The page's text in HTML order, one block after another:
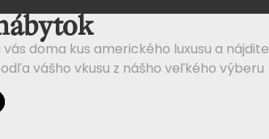
vás doma kus amerického luxusu a nájdite
vášho vkusu z nášho veľkého výberu